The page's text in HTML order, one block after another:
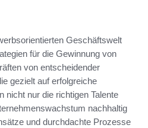
Geschäftswelt
für die Gewinnung von
von entscheidender
gezielt auf erfolgreiche
nicht nur die richtigen Talente
nachhaltig
und durchdachte Prozesse